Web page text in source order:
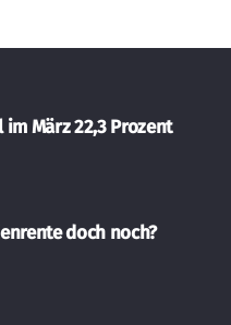
März 22,3 Prozent
doch noch?